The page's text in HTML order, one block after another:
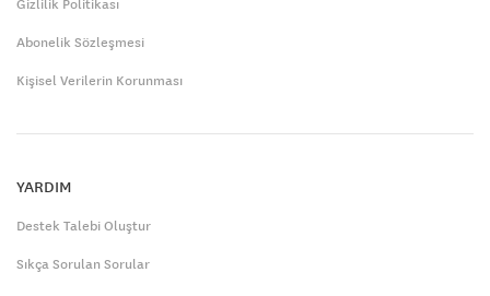
Gizlilik Politikası
Abonelik Sözleşmesi
Kişisel Verilerin Korunması
YARDIM
Destek Talebi Oluştur
Sıkça Sorulan Sorular